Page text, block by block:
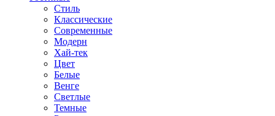
Стиль
Классические
Современные
Модерн
Хай-тек
Цвет
Белые
Венге
Светлые
Темные